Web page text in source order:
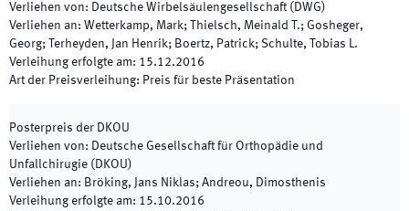
Verliehen von: Deutsche Wirbelsäulengesellschaft (DWG)
Verliehen an: Wetterkamp, Mark; Thielsch, Meinald T.; Gosheger,
Georg; Terheyden, Jan Henrik; Boertz, Patrick; Schulte, Tobias L.
Verleihung erfolgte am: 15.12.2016
Art der Preisverleihung: Preis für beste Präsentation
Posterpreis der DKOU
Verliehen von: Deutsche Gesellschaft für Orthopädie und
Unfallchirugie (DKOU)
Verliehen an: Bröking, Jans Niklas; Andreou, Dimosthenis
Verleihung erfolgte am: 15.10.2016